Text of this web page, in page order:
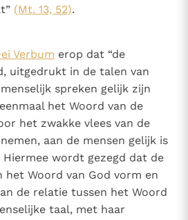
(Mt. 13, 52).
Verbum erop dat “de
uitgedrukt in de talen van
spreken gelijk zijn
het Woord van de
het zwakke vlees van de
aan de mensen gelijk is
Hiermee wordt gezegd dat de
het Woord van God vorm en
de relatie tussen het Woord
taal, met haar